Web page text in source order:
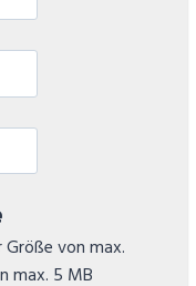
Größe von max.
max. 5 MB